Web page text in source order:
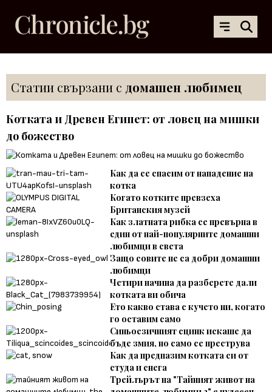
Статии свързани с домашен любимец
Котката и Древен Египет: от ловец на мишки
до божество
Как да се спасим от нападение на
котка
Когато котките превзеха
Британския музей
Как златната рибка се превърна в
един от най-популярните домашни
любимци в света
Защо совите не са добри домашни
любимци
Четири начина да разберете дали
котката ви обича
Ето какво става с кучето ни, когато
го оставим само
Синьоезичният сцинк искаше да
бъде змия, но само се преструва
Как да предпазим котката си от
студа и снега
Трейлърът на "Тайният живот на